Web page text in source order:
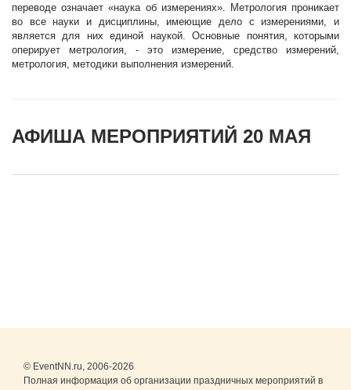
переводе означает «наука об измерениях». Метрология проникает
во все науки и дисциплины, имеющие дело с измерениями, и
является для них единой наукой. Основные понятия, которыми
оперирует метрология, - это измерение, средство измерений,
метрология, методики выполнения измерений.
АФИША МЕРОПРИЯТИЙ 20 МАЯ
© EventNN.ru, 2006-2026
Полная информация об организации праздничных мероприятий в